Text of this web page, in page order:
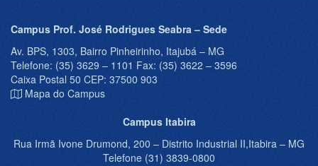
Campus Prof. José Rodrigues Seabra – Sede
Av. BPS, 1303, Bairro Pinheirinho, Itajubá – MG
Telefone: (35) 3629 – 1101 Fax: (35) 3622 – 3596
Caixa Postal 50 CEP: 37500 903
Mapa do Campus
Campus Itabira
Rua Irmã Ivone Drumond, 200 – Distrito Industrial II,Itabira – MG
Telefone (31) 3839-0800